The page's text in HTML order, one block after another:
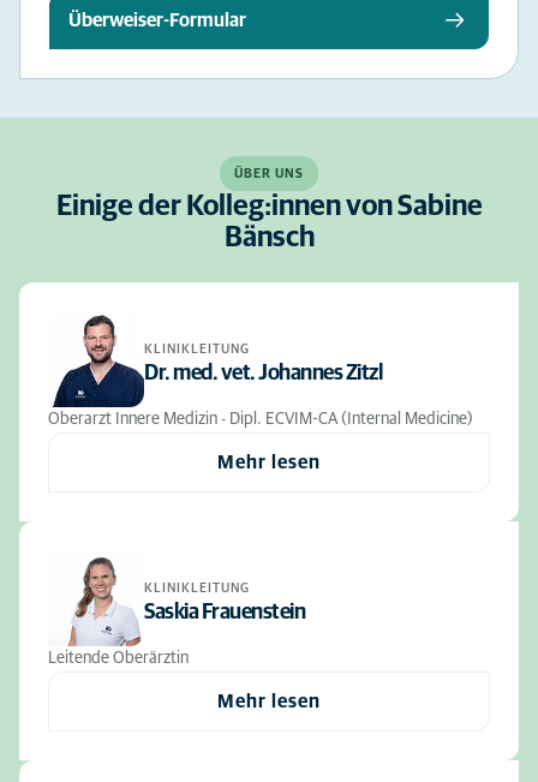
Überweiser-Formular
ÜBER UNS
Einige der Kolleg:innen von Sabine
Bänsch
KLINIKLEITUNG
Dr. med. vet. Johannes Zitzl
Oberarzt Innere Medizin - Dipl. ECVIM-CA (Internal Medicine)
Mehr lesen
KLINIKLEITUNG
Saskia Frauenstein
Leitende Oberärztin
Mehr lesen